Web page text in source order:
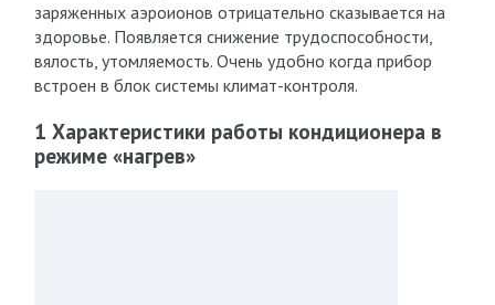
заряженных аэроионов отрицательно сказывается на
здоровье. Появляется снижение трудоспособности,
вялость, утомляемость. Очень удобно когда прибор
встроен в блок системы климат-контроля.
1 Характеристики работы кондиционера в
режиме «нагрев»